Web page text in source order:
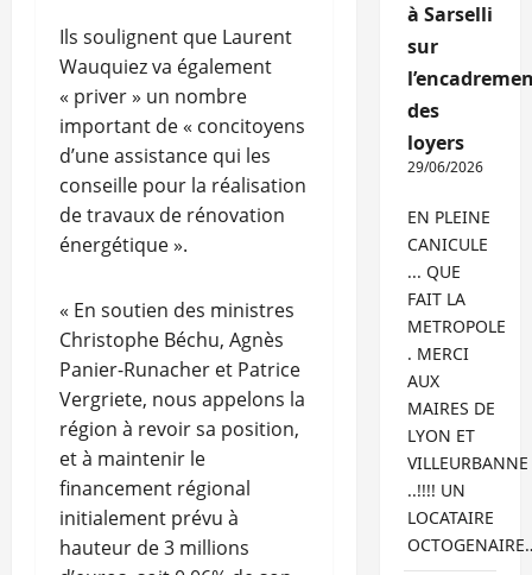
Ils soulignent que Laurent
Wauquiez va également
« priver » un nombre
important de « concitoyens
d’une assistance qui les
conseille pour la réalisation
de travaux de rénovation
énergétique ».
« En soutien des ministres
Christophe Béchu, Agnès
Panier-Runacher et Patrice
Vergriete, nous appelons la
région à revoir sa position,
et à maintenir le
financement régional
initialement prévu à
hauteur de 3 millions
à Sarselli
sur
des
loyers
29/06/2026
EN PLEINE
CANICULE
... QUE
FAIT LA
METROPOLE
. MERCI
AUX
MAIRES DE
LYON ET
VILLEURBANNE
..!!!! UN
LOCATAIRE